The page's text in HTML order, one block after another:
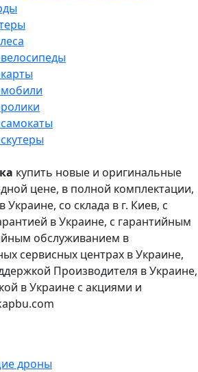
купить новые и оригинальные
цене, в полной комплектации,
Украине, со склада в г. Киев, с
в Украине, с гарантийным
обслуживанием в
сервисных центрах в Украине,
Производителя в Украине,
в Украине с акциями и
дроны